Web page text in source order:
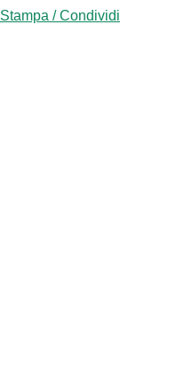
Stampa / Condividi